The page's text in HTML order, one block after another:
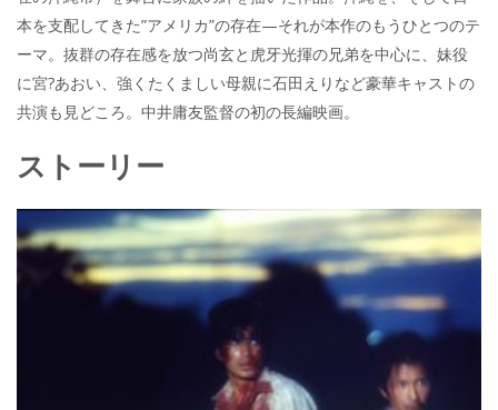
本を支配してきた”アメリカ”の存在—それが本作のもうひとつのテ
ーマ。抜群の存在感を放つ尚玄と虎牙光揮の兄弟を中心に、妹役
に宮?あおい、強くたくましい母親に石田えりなど豪華キャストの
共演も見どころ。中井庸友監督の初の長編映画。
ストーリー